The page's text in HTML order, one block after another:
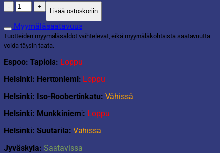
Vauvalelut
3
osaa
Hape
määrä
Lisää ostoskoriin
Myymäläsaatavuus
Tuotteiden myymäläsaldot vaihtelevat, eikä myymäläkohtaista saatavuutta
voida täysin taata.
Espoo: Tapiola: Loppu
Helsinki: Herttoniemi: Loppu
Helsinki: Iso-Roobertinkatu: Vähissä
Helsinki: Munkkiniemi: Loppu
Helsinki: Suutarila: Vähissä
Jyväskyla: Saatavissa